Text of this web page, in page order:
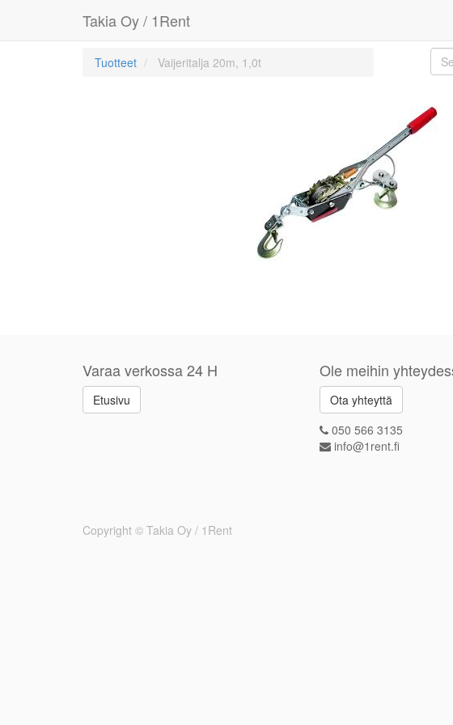
Takia Oy / 1Rent
Tuotteet Vaijeritalja 20m, 1,0t
Varaa verkossa 24 H
Etusivu
Ole meihin
Ota yhteyttä
050 566 3135
info@1rent.fi
Copyright © Takia Oy / 1Rent